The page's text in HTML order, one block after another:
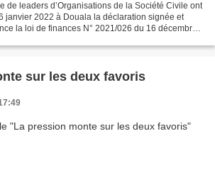
de leaders d’Organisations de la Société Civile ont
janvier 2022 à Douala la déclaration signée et
la loi de finances N° 2021/026 du 16 décembre
sur les deux favoris